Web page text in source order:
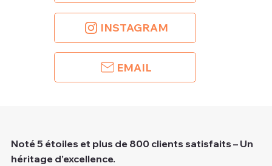
INSTAGRAM
EMAIL
Noté 5 étoiles et plus de 800 clients satisfaits – Un
héritage d’excellence.